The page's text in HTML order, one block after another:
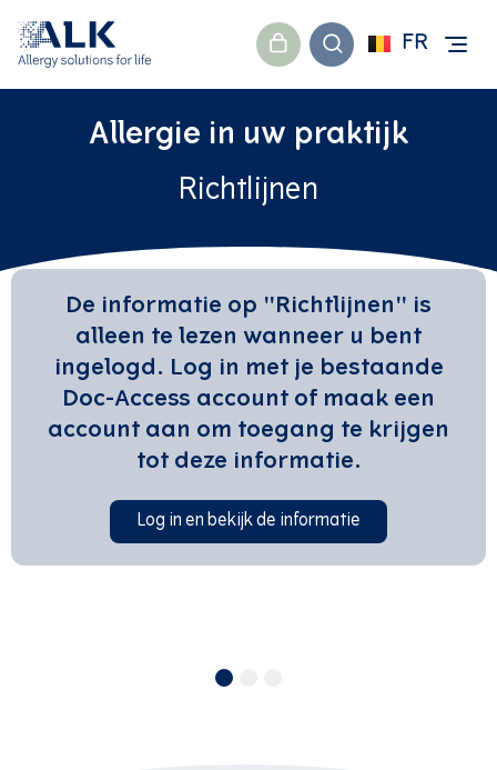
FR
Allergie in uw praktijk
Richtlijnen
De informatie op "Richtlijnen" is
alleen te lezen wanneer u bent
ingelogd. Log in met je bestaande
Doc-Access account of maak een
account aan om toegang te krijgen
tot deze informatie.
Log in en bekijk de informatie
3